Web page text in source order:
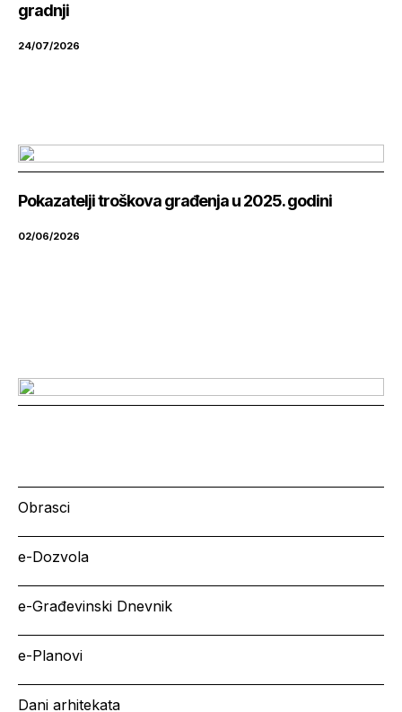
gradnji
24/07/2026
Pokazatelji troškova građenja u 2025. godini
02/06/2026
Obrasci
e-Dozvola
e-Građevinski Dnevnik
e-Planovi
Dani arhitekata